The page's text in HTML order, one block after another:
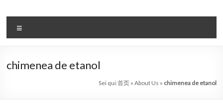
contenuto
il
sistema
automatico
chimenea de etanol
Sei qui:首页» About Us » chimenea de etanol